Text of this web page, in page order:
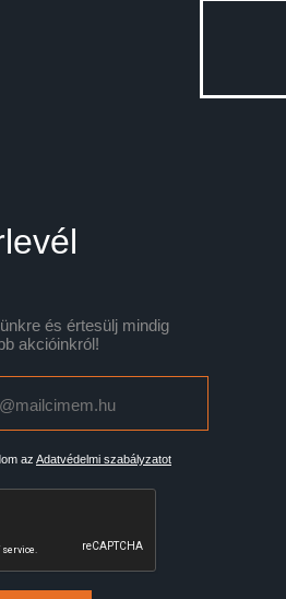
és értesülj mindig
akcióinkról!
az Adatvédelmi szabályzatot